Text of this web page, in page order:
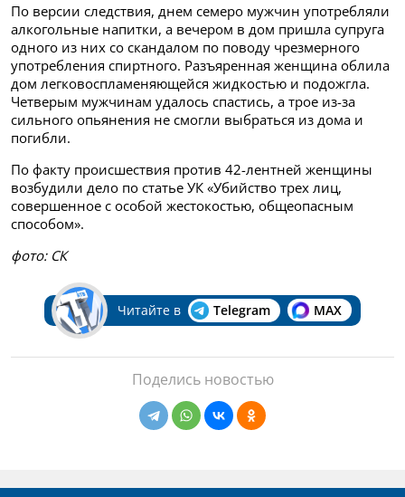
По версии следствия, днем семеро мужчин употребляли
алкогольные напитки, а вечером в дом пришла супруга
одного из них со скандалом по поводу чрезмерного
употребления спиртного. Разъяренная женщина облила
дом легковоспламеняющейся жидкостью и подожгла.
Четверым мужчинам удалось спастись, а трое из-за
сильного опьянения не смогли выбраться из дома и
погибли.
По факту происшествия против 42-лентней женщины
возбудили дело по статье УК «Убийство трех лиц,
совершенное с особой жестокостью, общеопасным
способом».
фото: СК
Читайте в Telegram MAX
Поделись новостью